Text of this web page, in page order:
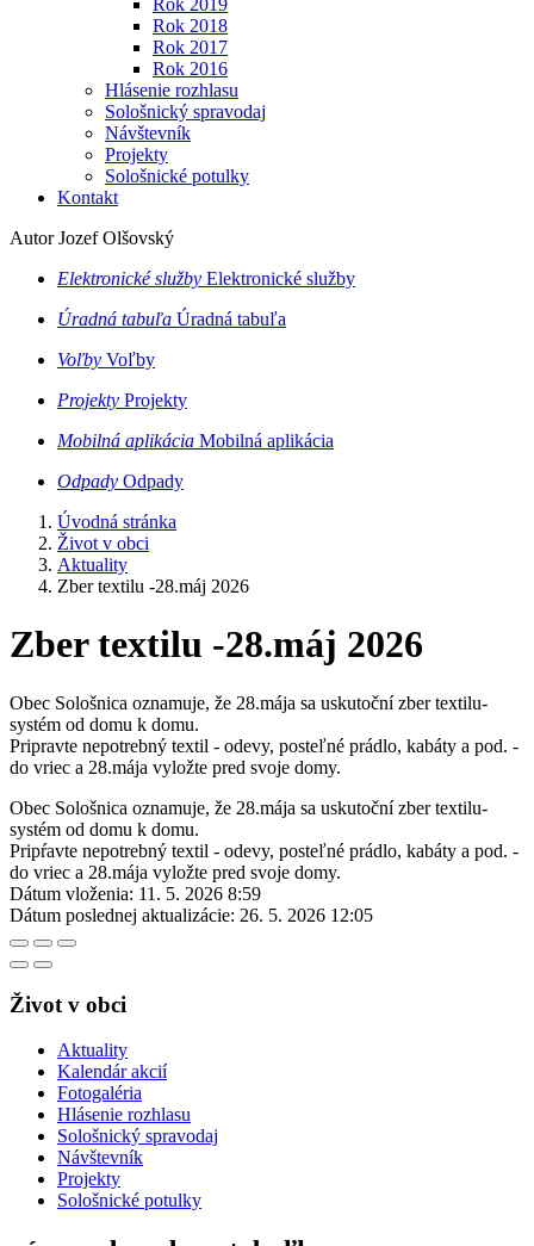
Rok 2019
Rok 2018
Rok 2017
Rok 2016
Hlásenie rozhlasu
Sološnický spravodaj
Návštevník
Projekty
Sološnické potulky
Kontakt
Autor Jozef Olšovský
Elektronické služby Elektronické služby
Úradná tabuľa Úradná tabuľa
Voľby Voľby
Projekty Projekty
Mobilná aplikácia Mobilná aplikácia
Odpady Odpady
Úvodná stránka
Život v obci
Aktuality
Zber textilu -28.máj 2026
Zber textilu -28.máj 2026
Obec Sološnica oznamuje, že 28.mája sa uskutoční zber textilu-
systém od domu k domu.
Pripravte nepotrebný textil - odevy, posteľné prádlo, kabáty a pod. -
do vriec a 28.mája vyložte pred svoje domy.
Obec Sološnica oznamuje, že 28.mája sa uskutoční zber textilu-
systém od domu k domu.
Pripŕavte nepotrebný textil - odevy, posteľné prádlo, kabáty a pod. -
do vriec a 28.mája vyložte pred svoje domy.
Dátum vloženia: 11. 5. 2026 8:59
Dátum poslednej aktualizácie: 26. 5. 2026 12:05
Život v obci
Aktuality
Kalendár akcií
Fotogaléria
Hlásenie rozhlasu
Sološnický spravodaj
Návštevník
Projekty
Sološnické potulky